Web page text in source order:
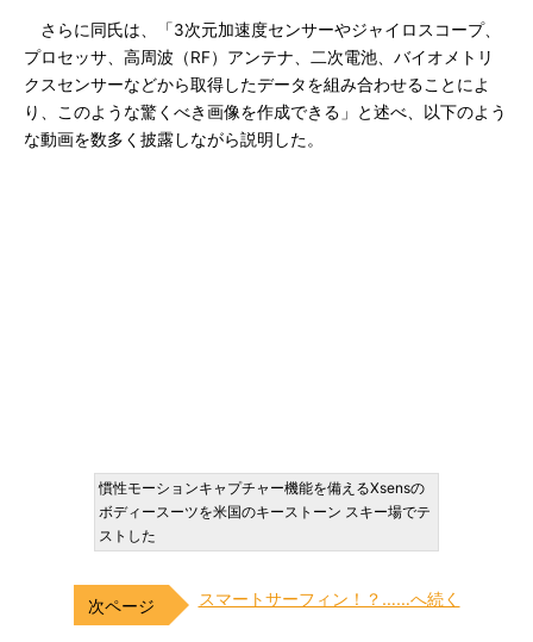
さらに同氏は、「3次元加速度センサーやジャイロスコープ、
プロセッサ、高周波（RF）アンテナ、二次電池、バイオメトリ
クスセンサーなどから取得したデータを組み合わせることによ
り、このような驚くべき画像を作成できる」と述べ、以下のよう
な動画を数多く披露しながら説明した。
慣性モーションキャプチャー機能を備えるXsensの
ボディースーツを米国のキーストーン スキー場でテ
ストした
スマートサーフィン！？……へ続く